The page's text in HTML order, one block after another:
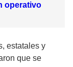
operativo
estatales y
que se